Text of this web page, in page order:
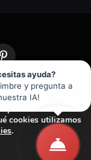
ayuda?
y pregunta a
IA!
Pinterest
de Navarra
en
cookies utilizamos
.